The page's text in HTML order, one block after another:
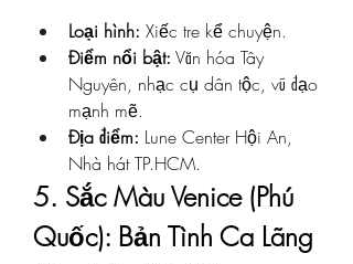
Loại hình: Xiếc tre kể chuyện.
Điểm nổi bật: Văn hóa Tây
Nguyên, nhạc cụ dân tộc, vũ đạo
mạnh mẽ.
Địa điểm: Lune Center Hội An,
Nhà hát TP.HCM.
5. Sắc Màu Venice (Phú
Quốc): Bản Tình Ca Lãng